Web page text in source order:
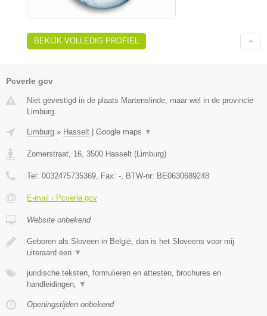
BEKIJK VOLLEDIG PROFIEL
Pcverle gcv
Niet gevestigd in de plaats Martenslinde, maar wel in de provincie
Limburg.
Limburg » Hasselt Google maps ▼
Zomerstraat, 16, 3500 Hasselt (Limburg)
Tel: 0032475735369, Fax: -, BTW-nr: BE0630689248
E-mail › Pcverle gcv
Website onbekend
Geboren als Sloveen in België, dan is het Sloveens voor mij
uiteraard een ▼
juridische teksten, formulieren en attesten, brochures en
handleidingen, ▼
Openingstijden onbekend